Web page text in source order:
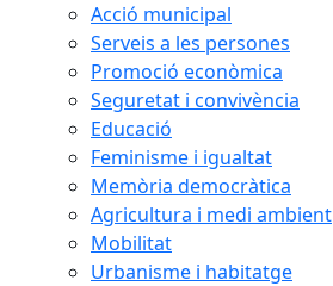
Acció municipal
Serveis a les persones
Promoció econòmica
Seguretat i convivència
Educació
Feminisme i igualtat
Memòria democràtica
Agricultura i medi ambient
Mobilitat
Urbanisme i habitatge